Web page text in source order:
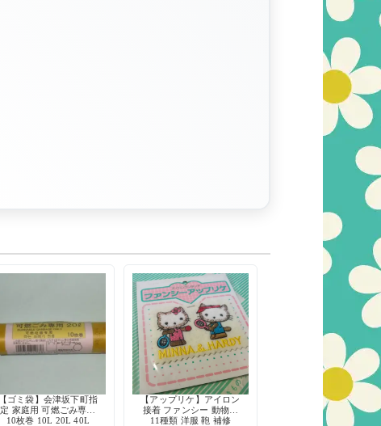
【ゴミ袋】会津坂下町指
定 家庭用 可燃ごみ専用
10枚巻 10L 20L 40L
【アップリケ】アイロン
接着 ファンシー 動物柄
11種類 洋服 鞄 補修